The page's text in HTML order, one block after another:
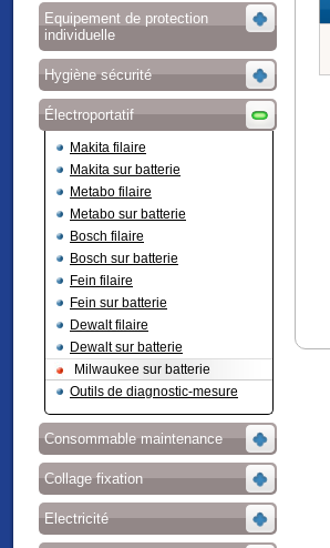
Equipement de protection
individuelle
Hygiène sécurité
Électroportatif
Makita filaire
Makita sur batterie
Metabo filaire
Metabo sur batterie
Bosch filaire
Bosch sur batterie
Fein filaire
Fein sur batterie
Dewalt filaire
Dewalt sur batterie
Milwaukee sur batterie
Outils de diagnostic-mesure
Consommable maintenance
Collage fixation
Electricité